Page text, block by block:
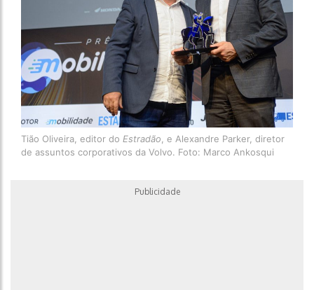
Tião Oliveira, editor do Estradão , e Alexandre Parker, diretor
de assuntos corporativos da Volvo. Foto: Marco Ankosqui
Publicidade